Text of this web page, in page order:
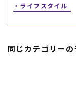
CONTENTS
特集一覧
RIDE LIFE
ライフスタイル
同じカテゴリー